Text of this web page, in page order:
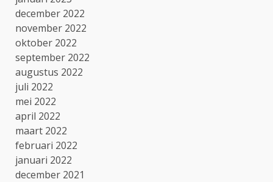
december 2022
november 2022
oktober 2022
september 2022
augustus 2022
juli 2022
mei 2022
april 2022
maart 2022
februari 2022
januari 2022
december 2021